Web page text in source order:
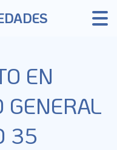
EN
GENERAL
35